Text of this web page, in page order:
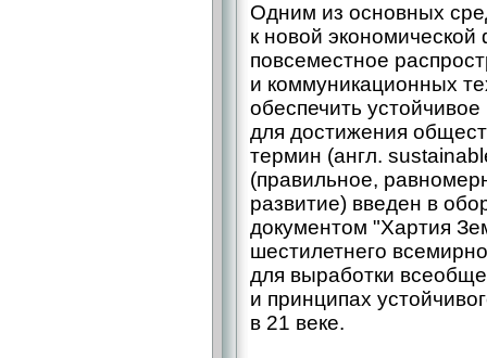
Одним из основных
к новой
повсеместное
и коммуникационных
обеспечить
для достижения
термин (англ.
(правильное,
развитие) введен в
документом "Хартия
шестилетнего
для выработки
и принципах
в 21 веке.